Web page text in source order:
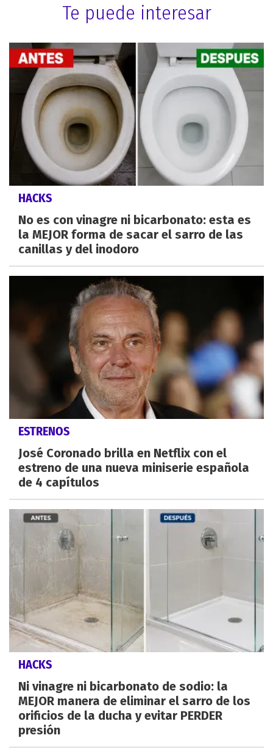
Te puede interesar
HACKS
No es con vinagre ni bicarbonato: esta es
la MEJOR forma de sacar el sarro de las
canillas y del inodoro
ESTRENOS
José Coronado brilla en Netflix con el
estreno de una nueva miniserie española
de 4 capítulos
HACKS
Ni vinagre ni bicarbonato de sodio: la
MEJOR manera de eliminar el sarro de los
orificios de la ducha y evitar PERDER
presión